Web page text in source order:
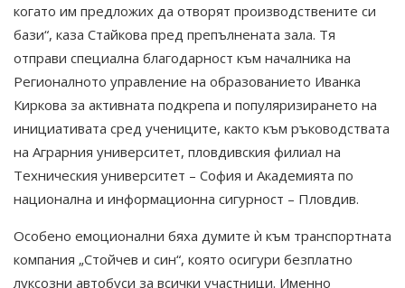
когато им предложих да отворят производствените си
бази“, каза Стайкова пред препълнената зала. Тя
отправи специална благодарност към началника на
Регионалното управление на образованието Иванка
Киркова за активната подкрепа и популяризирането на
инициативата сред учениците, както към ръководствата
на Аграрния университет, пловдивския филиал на
Техническия университет – София и Академията по
национална и информационна сигурност – Пловдив.
Особено емоционални бяха думите ѝ към транспортната
компания „Стойчев и син“, която осигури безплатно
луксозни автобуси за всички участници. Именно